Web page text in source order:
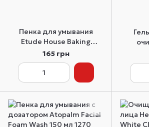
Пенка для умывания
Etude House Baking
Powder BB Deep Cleansing
Foam миниатюра 30 мл
165 грн
Peel